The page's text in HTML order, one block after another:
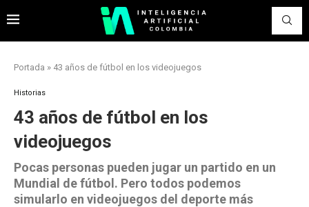
Portada » 43 años de fútbol en los videojuegos
Historias
43 años de fútbol en los
videojuegos
Pocas personas pueden jugar un partido en un
Mundial de fútbol. Pero todos podemos
simularlo en videojuegos del deporte más